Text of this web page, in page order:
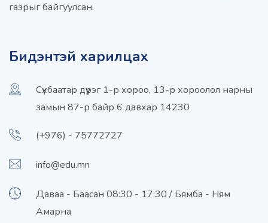
газрыг байгуулсан.
Бидэнтэй харилцах
Сүхбаатар дүүрэг 1-р хороо, 13-р хороолол нарны
замын 87-р байр 6 давхар 14230
(+976) - 75772727
info@edu.mn
Даваа - Баасан 08:30 - 17:30 / Бямба - Ням
Амарна